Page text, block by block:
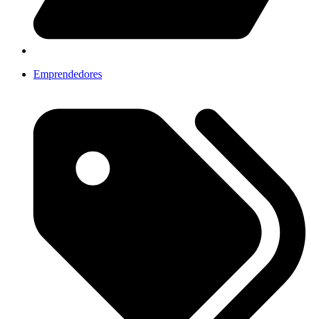
Emprendedores